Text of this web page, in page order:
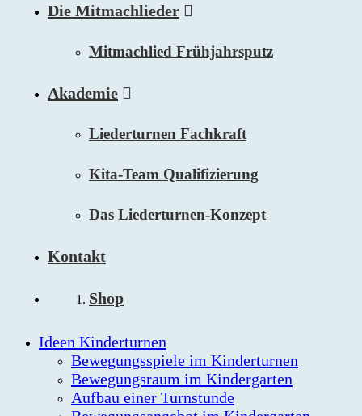
Die Mitmachlieder
Mitmachlied Frühjahrsputz
Akademie
Liederturnen Fachkraft
Kita-Team Qualifizierung
Das Liederturnen-Konzept
Kontakt
Shop
Ideen Kinderturnen
Bewegungsspiele im Kinderturnen
Bewegungsraum im Kindergarten
Aufbau einer Turnstunde